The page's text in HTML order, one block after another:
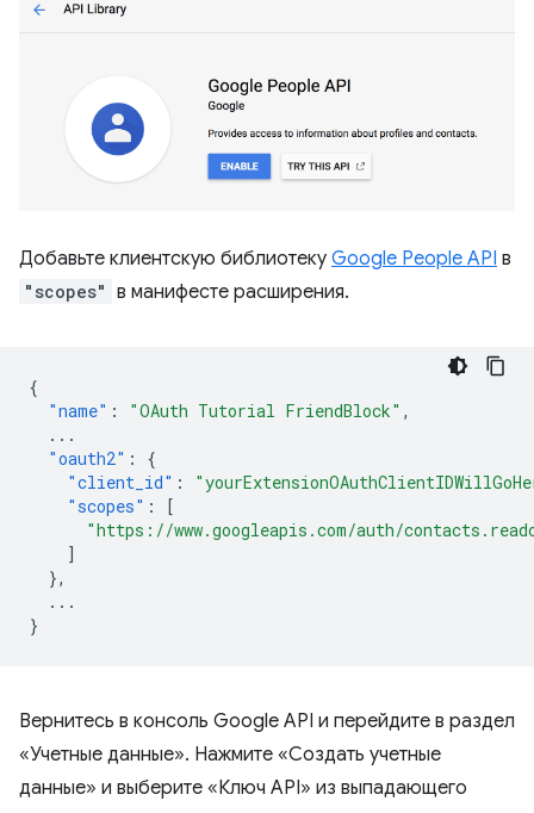
Добавьте клиентскую библиотеку Google People API в
"scopes" в манифесте расширения.
{
"name" : "OAuth Tutorial FriendBlock" ,
...
"oauth2" :
{
"client_id" :
"scopes" :
[
"https://www.googleapis.com/auth/
]
},
...
}
Вернитесь в консоль Google API и перейдите в раздел
«Учетные данные». Нажмите «Создать учетные
данные» и выберите «Ключ API» из выпадающего